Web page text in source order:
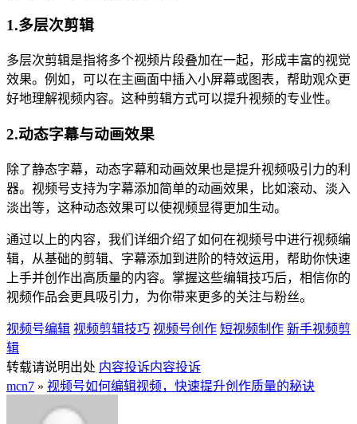
1.多层次剪辑
多层次剪辑是指将多个视频片段叠加在一起，形成丰富的视觉
效果。例如，可以在主画面中插入小屏幕或图表，帮助观众更
好地理解视频内容。这种剪辑方式可以提升视频的专业性。
2.动态字幕与动画效果
除了静态字幕，动态字幕和动画效果也是提升视频吸引力的利
器。视频号支持为字幕添加简单的动画效果，比如滚动、淡入
淡出等，这种动态效果可以使视频显得更加生动。
通过以上的内容，我们详细介绍了如何在视频号中进行视频编
辑，从基础的剪辑、字幕添加到进阶的特效运用，帮助你快速
上手并创作出高质量的内容。掌握这些编辑技巧后，相信你的
视频作品会更具吸引力，为你带来更多的关注与粉丝。
视频号编辑 视频剪辑技巧 视频号创作 短视频制作 新手视频剪
辑
转载请说明出处 内容投诉内容投诉
mcn7 » 视频号如何编辑视频，快速提升创作质量的秘诀